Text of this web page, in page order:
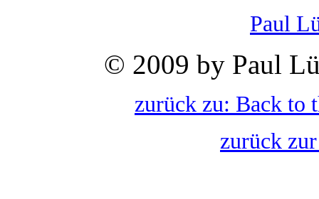
Paul
© 2009 by Paul
zurück zu: Back to
zurück